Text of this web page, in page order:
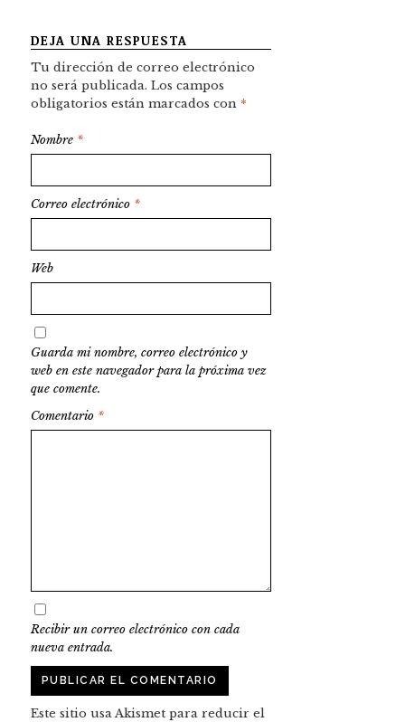
DEJA UNA RESPUESTA
Tu dirección de correo electrónico
no será publicada. Los campos
obligatorios están marcados con *
Nombre *
Correo electrónico *
Web
Guarda mi nombre, correo electrónico y
web en este navegador para la próxima vez
que comente.
Comentario *
Recibir un correo electrónico con cada
nueva entrada.
Este sitio usa Akismet para reducir el